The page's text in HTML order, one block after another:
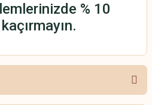
% 10